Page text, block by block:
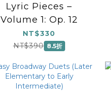
Lyric Pieces –
Volume 1: Op. 12
NT$330
NT$390 8.5折